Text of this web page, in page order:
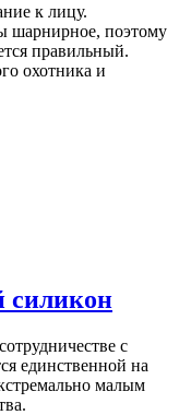
к лицу.
шарнирное, поэтому
правильный.
охотника и
силикон
с
единственной на
малым